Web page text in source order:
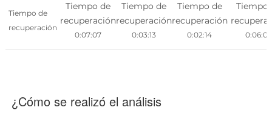
Tiempo de
recuperación
Tiempo de
recuperación
0:07:07
Tiempo de
recuperación
0:03:13
Tiempo de
recuperación
0:02:14
Tiempo
0:06:05
¿Cómo se realizó el análisis